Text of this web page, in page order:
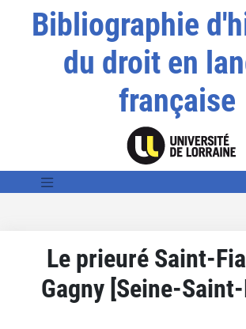
Bibliographie
du droit en
française
Le prieuré Saint-
Gagny [Seine-